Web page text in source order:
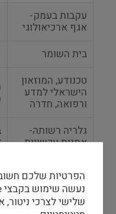
עקבות בעמק-
אגף ארכיאולוגי
בית השומר
טכנודע, המוזאון
הישראלי למדע
ורפואה, חדרה
גלריה רשותה-
אמנות עכשווית
הספרייה
הלאומית
הפרטיות שלכם
שלישי לצרכי